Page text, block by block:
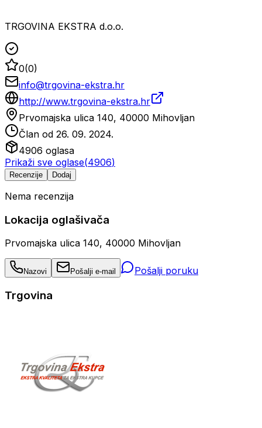
TRGOVINA EKSTRA d.o.o.
0(0)
info@trgovina-ekstra.hr
http://www.trgovina-ekstra.hr
Prvomajska ulica 140, 40000 Mihovljan
Član od 26. 09. 2024.
4906 oglasa
Prikaži sve oglase(4906)
Recenzije Dodaj
Nema recenzija
Lokacija oglašivača
Prvomajska ulica 140, 40000 Mihovljan
Nazovi Pošalji e-mail Pošalji poruku
Trgovina